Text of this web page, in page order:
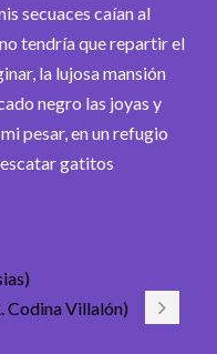
secuaces caían al
tendría que repartir el
la lujosa mansión
negro las joyas y
pesar, en un refugio
gatitos
Codina Villalón)